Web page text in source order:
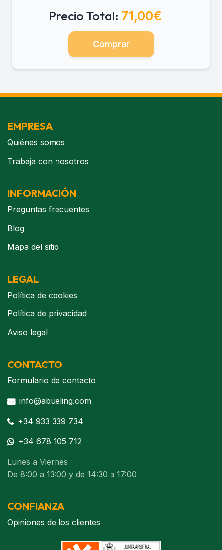
Precio Total: 71,00€
Comprar
EMPRESA
Quiénes somos
Trabaja con nosotros
INFORMACIÓN
Preguntas frecuentes
Blog
Mapa del sitio
LEGAL
Política de cookies
Política de privacidad
Aviso legal
CONTACTO
Formulario de contacto
info@abueling.com
+34 933 339 734
+34 678 105 712
Lunes a Viernes
De 8:00 a 13:00 y de 14:30 a 17:00
CONFIANZA
Opiniones de los clientes